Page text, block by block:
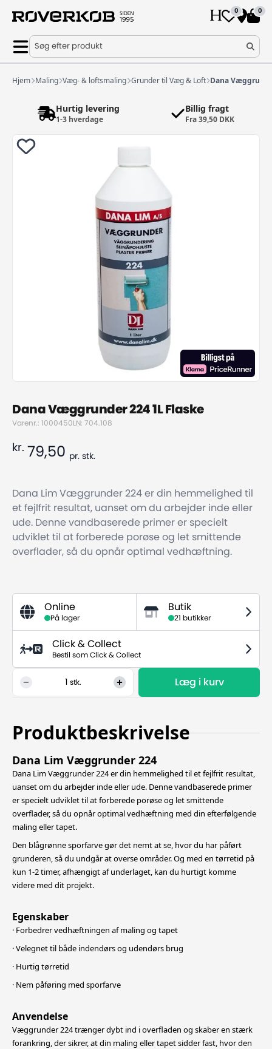
0 0
Søg efter produkt
Hjem Maling Væg- & loftsmaling Grunder til Væg & Loft Dana
Hurtig levering
1-3 hverdage
Billig fragt
Fra 39,50 DKK
Dana Væggrunder 224 1L Flaske
Varenr.: 1000450LN: 704.108
kr. 79,50 pr. stk.
Dana Lim Væggrunder 224 er din hemmelighed til
et fejlfrit resultat, uanset om du arbejder inde eller
ude. Denne vandbaserede primer er specielt
udviklet til at forberede porøse og let smittende
overflader, så du opnår optimal vedhæftning.
Online
På lager
Butik
21 butikker
Click & Collect
Bestil som Click & Collect
stk. Læg i kurv
Produktbeskrivelse
Dana Lim Væggrunder 224
Dana Lim Væggrunder 224 er din hemmelighed til et fejlfrit resultat,
uanset om du arbejder inde eller ude. Denne vandbaserede primer
er specielt udviklet til at forberede porøse og let smittende
overflader, så du opnår optimalvedhæftning med din efterfølgende
maling eller tapet.
Den blågrønne sporfarve gør det nemt at se, hvor du har påført
grunderen, så du undgår at overse områder. Og med en tørretid på
kun 1-2 timer, afhængigt af underlaget, kan du hurtigt komme
videre med dit projekt.
Egenskaber
· Forbedrer vedhæftningen af maling og tapet
· Velegnet til både indendørs og udendørs brug
· Hurtig tørretid
· Nem påføring med sporfarve
Anvendelse
Væggrunder 224 trænger dybt ind i overfladen og skaber en stærk
forankring, der sikrer, at din maling eller tapet sidder fast, hvor den